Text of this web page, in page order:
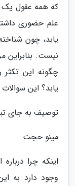
که همه عقول یک
علم حضوری
یابد، چون
نیست. بنابراین
چگونه این
یابد؟ این
توصیف به جای
مینو حجت
اینکه چرا
وجود دارد به